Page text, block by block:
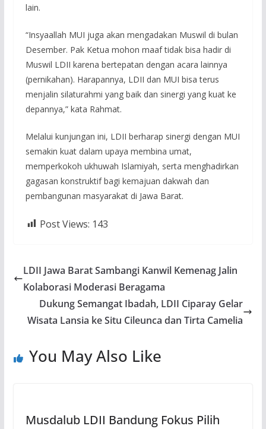
lain.
“Insyaallah MUI juga akan mengadakan Muswil di bulan
Desember. Pak Ketua mohon maaf tidak bisa hadir di
Muswil LDII karena bertepatan dengan acara lainnya
(pernikahan). Harapannya, LDII dan MUI bisa terus
menjalin silaturahmi yang baik dan sinergi yang kuat ke
depannya,” kata Rahmat.
Melalui kunjungan ini, LDII berharap sinergi dengan MUI
semakin kuat dalam upaya membina umat,
memperkokoh ukhuwah Islamiyah, serta menghadirkan
gagasan konstruktif bagi kemajuan dakwah dan
pembangunan masyarakat di Jawa Barat.
Post Views: 143
LDII Jawa Barat Sambangi Kanwil Kemenag Jalin
Kolaborasi Moderasi Beragama
Dukung Semangat Ibadah, LDII Ciparay Gelar
Wisata Lansia ke Situ Cileunca dan Tirta Camelia
You May Also Like
Musdalub LDII Bandung Fokus Pilih